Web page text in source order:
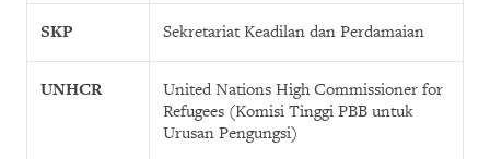
SKP Sekretariat Keadilan dan Perdamaian
UNHCR
United Nations High Commissioner for
Refugees (Komisi Tinggi PBB untuk
Urusan Pengungsi)